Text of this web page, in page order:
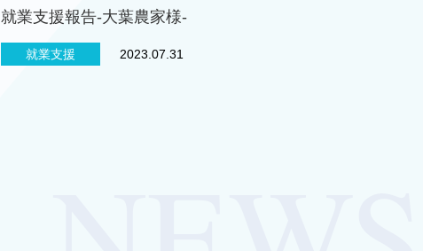
就業支援報告-大葉農家様-
就業支援 2023.07.31